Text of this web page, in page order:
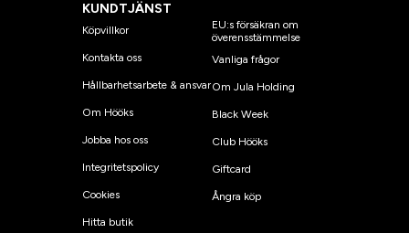
KUNDTJÄNST
Köpvillkor
Kontakta oss
Hållbarhetsarbete & ansvar
Om Hööks
Jobba hos oss
Integritetspolicy
Cookies
Hitta butik
EU:s försäkran om
överensstämmelse
Vanliga frågor
Om Jula Holding
Black Week
Club Hööks
Giftcard
Ångra köp